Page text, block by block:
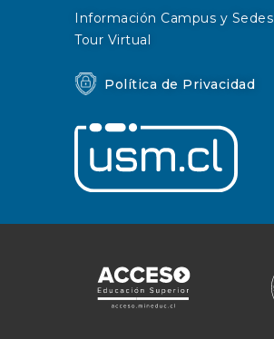
Información Campus y Sedes
Tour Virtual
Política de Privacidad